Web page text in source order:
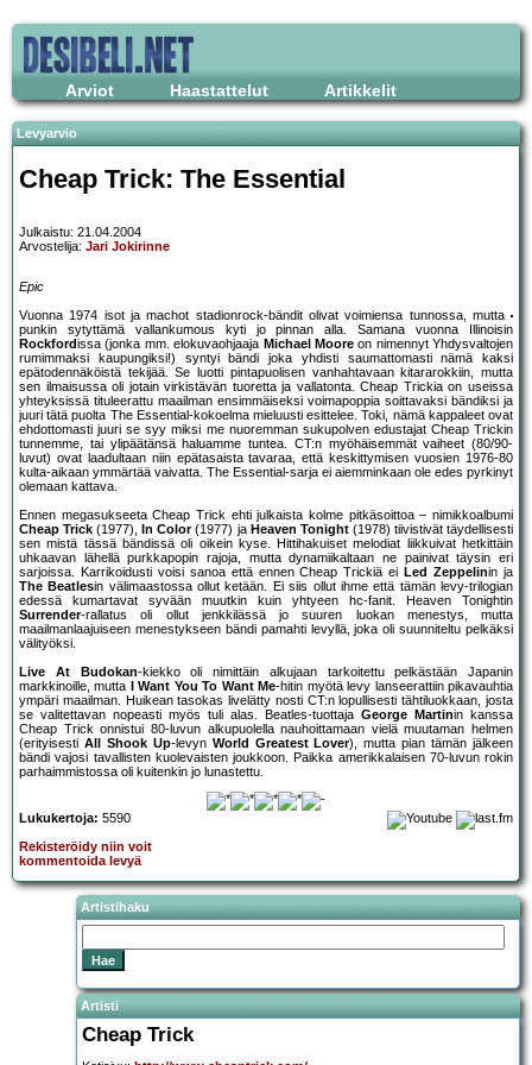
Arviot Haastattelut Artikkelit
Levyarvio
Cheap Trick: The Essential
Julkaistu: 21.04.2004
Arvostelija: Jari Jokirinne
Epic
Vuonna 1974 isot ja machot stadionrock-bändit olivat voimiensa tunnossa, mutta
punkin sytyttämä vallankumous kyti jo pinnan alla. Samana vuonna Illinoisin
Rockfordissa (jonka mm. elokuvaohjaaja Michael Mooreon nimennyt Yhdysvaltojen
rumimmaksi kaupungiksi!) syntyi bändi joka yhdisti saumattomasti nämä kaksi
epätodennäköistä tekijää. Se luotti pintapuolisen vanhahtavaan kitararokkiin, mutta
sen ilmaisussa oli jotain virkistävän tuoretta ja vallatonta. Cheap Trickia on useissa
yhteyksissä tituleerattu maailman ensimmäiseksi voimapoppia soittavaksi bändiksi ja
juuri tätä puolta The Essential-kokoelma mieluusti esittelee. Toki, nämä kappaleet ovat
ehdottomasti juuri se syy miksi me nuoremman sukupolven edustajat Cheap Trickin
tunnemme, tai ylipäätänsä haluamme tuntea. CT:n myöhäisemmät vaiheet (80/90-
luvut) ovat laadultaan niin epätasaista tavaraa, että keskittymisen vuosien 1976-80
kulta-aikaan ymmärtää vaivatta. The Essential-sarja ei aiemminkaan ole edes pyrkinyt
olemaan kattava.
Ennen megasukseeta Cheap Trick ehti julkaista kolme pitkäsoittoa – nimikkoalbumi
Cheap Trick (1977), In Color(1977) ja Heaven Tonight(1978) tiivistivät täydellisesti
sen mistä tässä bändissä oli oikein kyse. Hittihakuiset melodiat liikkuivat hetkittäin
uhkaavan lähellä purkkapopin rajoja, mutta dynamiikaltaan ne painivat täysin eri
sarjoissa. Karrikoidusti voisi sanoa että ennen Cheap Trickiä ei Led Zeppelinin ja
The Beatlesin välimaastossa ollut ketään. Ei siis ollut ihme että tämän levy-trilogian
edessä kumartavat syvään muutkin kuin yhtyeen hc-fanit. Heaven Tonightin
Surrender-rallatus oli ollut jenkkilässä jo suuren luokan menestys, mutta
maailmanlaajuiseen menestykseen bändi pamahti levyllä, joka oli suunniteltu pelkäksi
välityöksi.
Live At Budokan-kiekko oli nimittäin alkujaan tarkoitettu pelkästään Japanin
markkinoille, mutta
I Want You To Want Me-hitin myötä levy lanseerattiin pikavauhtia
ympäri maailman. Huikean tasokas livelätty nosti CT:n lopullisesti tähtiluokkaan, josta
se valitettavan nopeasti myös tuli alas. Beatles-tuottaja George Martinin kanssa
Cheap Trick onnistui 80-luvun alkupuolella nauhoittamaan vielä muutaman helmen
(erityisesti All Shook Up-levyn World Greatest Lover), mutta pian tämän jälkeen
bändi vajosi tavallisten kuolevaisten joukkoon. Paikka amerikkalaisen 70-luvun rokin
parhaimmistossa oli kuitenkin jo lunastettu.
Lukukertoja: 5590
Rekisteröidy niin voit
kommentoida levyä
Artistihaku
Artisti
Cheap Trick